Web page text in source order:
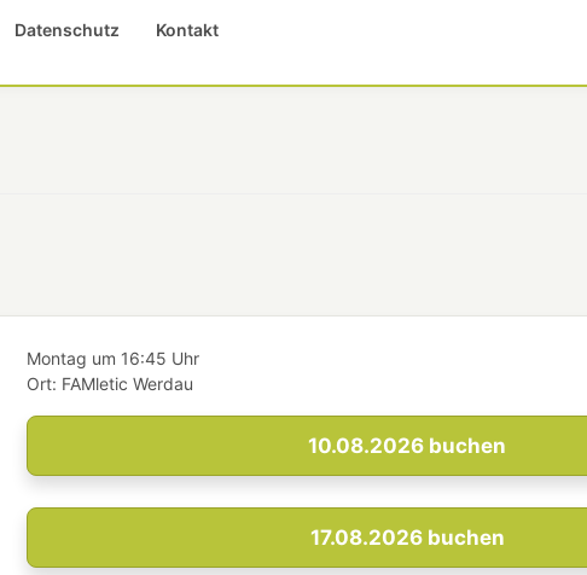
Datenschutz Kontakt
Montag um 16:45 Uhr
Ort: FAMletic Werdau
10.08.2026 buchen
17.08.2026buchen